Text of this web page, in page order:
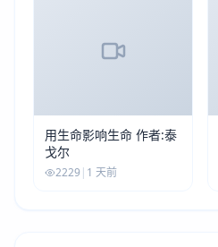
用生命影响生命 作者:泰
戈尔
2229 | 1 天前